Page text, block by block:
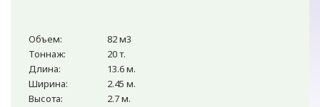
Объем:
82 м3
Тоннаж:
20 т.
Длина:
13.6 м.
Ширина:
2.45 м.
Высота:
2.7 м.